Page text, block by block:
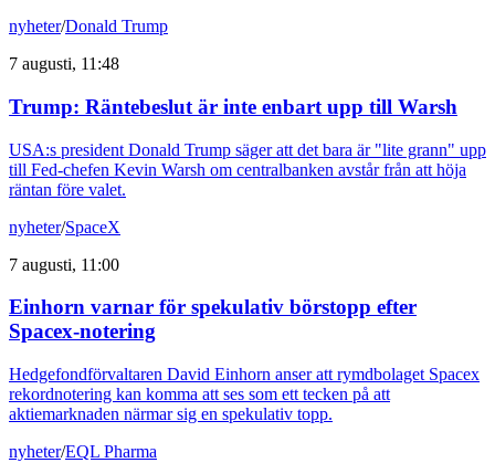
nyheter/Donald Trump
7 augusti, 11:48
Trump: Räntebeslut är inte enbart upp till Warsh
USA:s president Donald Trump säger att det bara är "lite grann" upp
till Fed-chefen Kevin Warsh om centralbanken avstår från att höja
räntan före valet.
nyheter/SpaceX
7 augusti, 11:00
Einhorn varnar för spekulativ börstopp efter
Spacex-notering
Hedgefondförvaltaren David Einhorn anser att rymdbolaget Spacex
rekordnotering kan komma att ses som ett tecken på att
aktiemarknaden närmar sig en spekulativ topp.
nyheter/EQL Pharma